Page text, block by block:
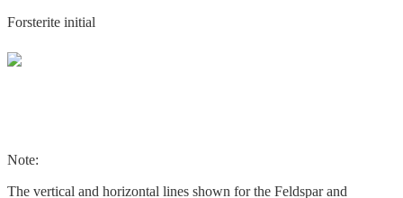
Forsterite initial
Note:
The vertical and horizontal lines shown for the Feldspar and